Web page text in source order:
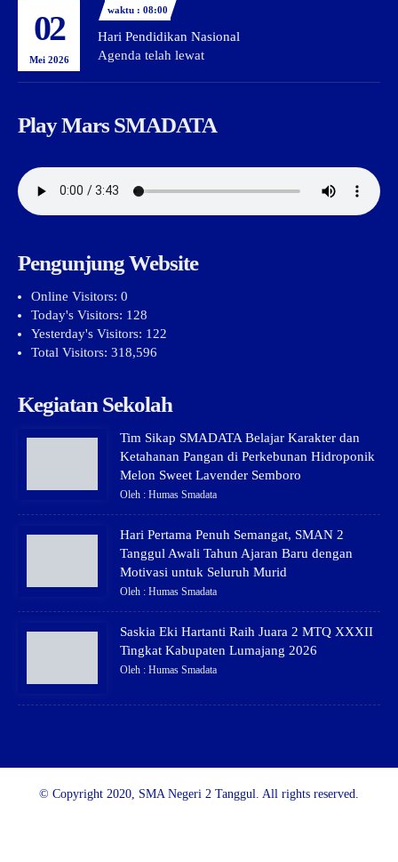
02
Mei 2026
waktu : 08:00
Hari Pendidikan Nasional
Agenda telah lewat
Play Mars SMADATA
Pengunjung Website
Online Visitors: 0
Today's Visitors: 128
Yesterday's Visitors: 122
Total Visitors: 318,596
Kegiatan Sekolah
Tim Sikap SMADATA Belajar Karakter dan
Ketahanan Pangan di Perkebunan Hidroponik
Melon Sweet Lavender Semboro
Oleh : Humas Smadata
Hari Pertama Penuh Semangat, SMAN 2
Tanggul Awali Tahun Ajaran Baru dengan
Motivasi untuk Seluruh Murid
Oleh : Humas Smadata
Saskia Eki Hartanti Raih Juara 2 MTQ XXXII
Tingkat Kabupaten Lumajang 2026
Oleh : Humas Smadata
© Copyright 2020, SMA Negeri 2 Tanggul. All rights reserved.